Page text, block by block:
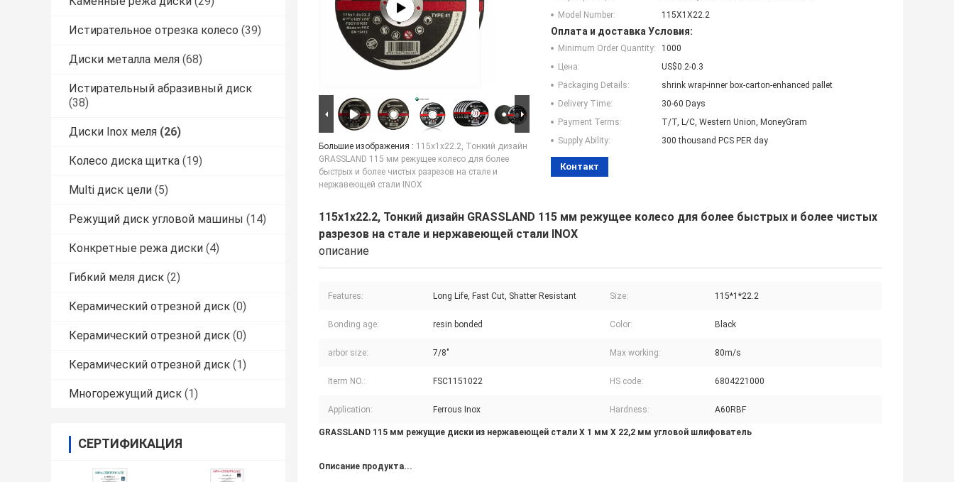
Истирательное отрезка колесо (39)
Диски металла меля (68)
Истирательный абразивный диск
(38)
Диски Inox меля (26)
Колесо диска щитка (19)
Multi диск цели (5)
Режущий диск угловой машины (14)
Конкретные режа диски (4)
Гибкий меля диск (2)
Керамический отрезной диск (0)
Керамический отрезной диск (0)
Керамический отрезной диск (1)
Многорежущий диск (1)
СЕРТИФИКАЦИЯ
Большие изображения : 115х1х22.2, Тонкий дизайн
GRASSLAND 115 мм режущее колесо для более
быстрых и более чистых разрезов на стале и
нержавеющей стали INOX
Model Number:
115X1X22.2
Оплата и доставка Условия:
Minimum Order Quantity:
1000
Цена:
US$0.2-0.3
Packaging Details:
shrink wrap-inner box-carton-enhanced pallet
Delivery Time:
30-60 Days
Payment Terms:
T/T, L/C, Western Union, MoneyGram
Supply Ability:
300 thousand PCS PER day
Контакт
115х1х22.2, Тонкий дизайн GRASSLAND 115 мм режущее колесо для более быстрых и более чистых
разрезов на стале и нержавеющей стали INOX
описание
Features: Long Life, Fast Cut, Shatter Resistant Size: 115*1*22.2
Bonding age: resin bonded Color: Black
arbor size: 7/8" Max working: 80m/s
Iterm NO.: FSC1151022 HS code: 6804221000
Application: Ferrous Inox Hardness: A60RBF
GRASSLAND 115 мм режущие диски из нержавеющей стали X 1 мм X 22,2 мм угловой шлифователь
Описание продукта...